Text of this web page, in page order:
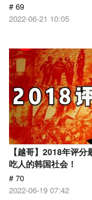
# 69
2022-06-21 10:05
【越哥】2018年评
吃人的韩国社会！
# 70
2022-06-19 07:42